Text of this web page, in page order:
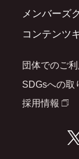
メンバーズ
コンテンツ
団体でのご
SDGsへの取
採用情報